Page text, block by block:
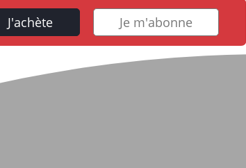
J'achète Je m'abonne